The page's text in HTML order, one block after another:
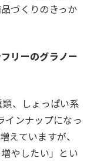
会
づくりのきっか
フリーのグラノー
、しょっぱい系
インナップになっ
えていますが、
やしたい」とい